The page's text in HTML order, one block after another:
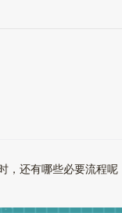
还有哪些必要流程呢